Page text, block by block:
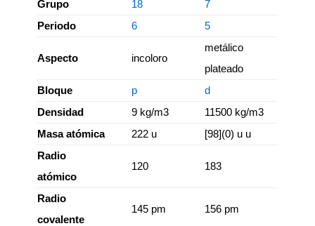
Grupo 18
7
Periodo
6 5
Aspecto incoloro
metálico
plateado
Bloque
p
d
Densidad
9 kg/m3
11500 kg/m3
Masa atómica
222 u
[98](0) u u
Radio
atómico
120 183
Radio
covalente
145 pm 156 pm